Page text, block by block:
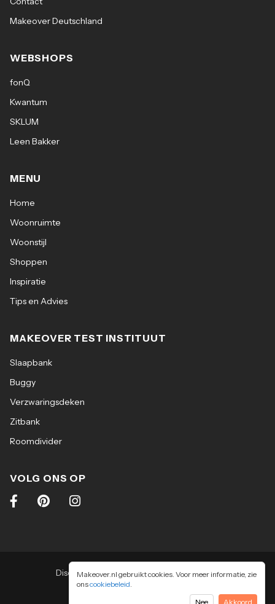
Makeover.nl gebruikt cookies. Voor meer informatie, zie
onscookiebeleid.
Nee
Akkoord
Makeover Deutschland
WEBSHOPS
fonQ
Kwantum
SKLUM
Leen Bakker
MENU
Home
Woonruimte
Woonstijl
Shoppen
Inspiratie
Tips en Advies
MAKEOVER TEST INSTITUUT
Slaapbank
Buggy
Verzwaringsdeken
Zitbank
Roomdivider
VOLG ONS OP
Disclaimer | Algemene voorwaarden |
Privacy & cookiebeleid